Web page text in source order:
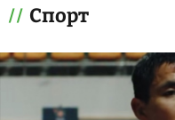
Спорт